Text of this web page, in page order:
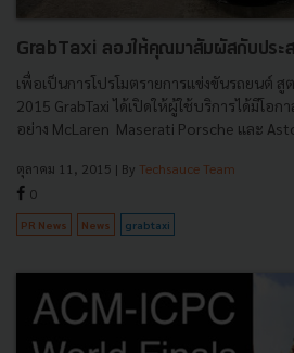
GrabTaxi ลองให้คุณมาสัมผัสกับประส
เพื่อเป็นการโปรโมตรายการแข่งขันรถยนต์ สู
2015 GrabTaxi ได้เปิดให้ผู้ใช้บริการได้มีโอ
อย่าง McLaren Maserati Porsche และ
ตุลาคม 11, 2015 | By Techsauce Team
0
PR News News grabtaxi